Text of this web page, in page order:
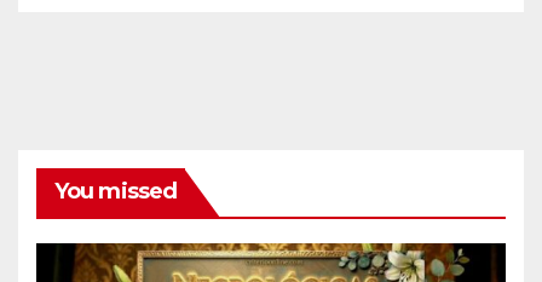
You missed